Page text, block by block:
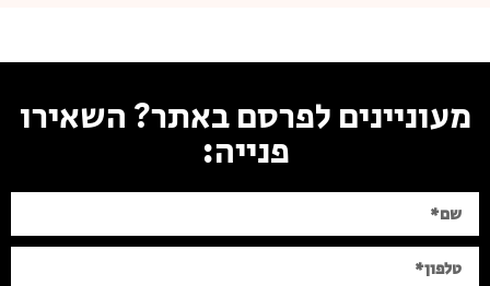
מעוניינים לפרסם באתר? השאירו
פנייה: